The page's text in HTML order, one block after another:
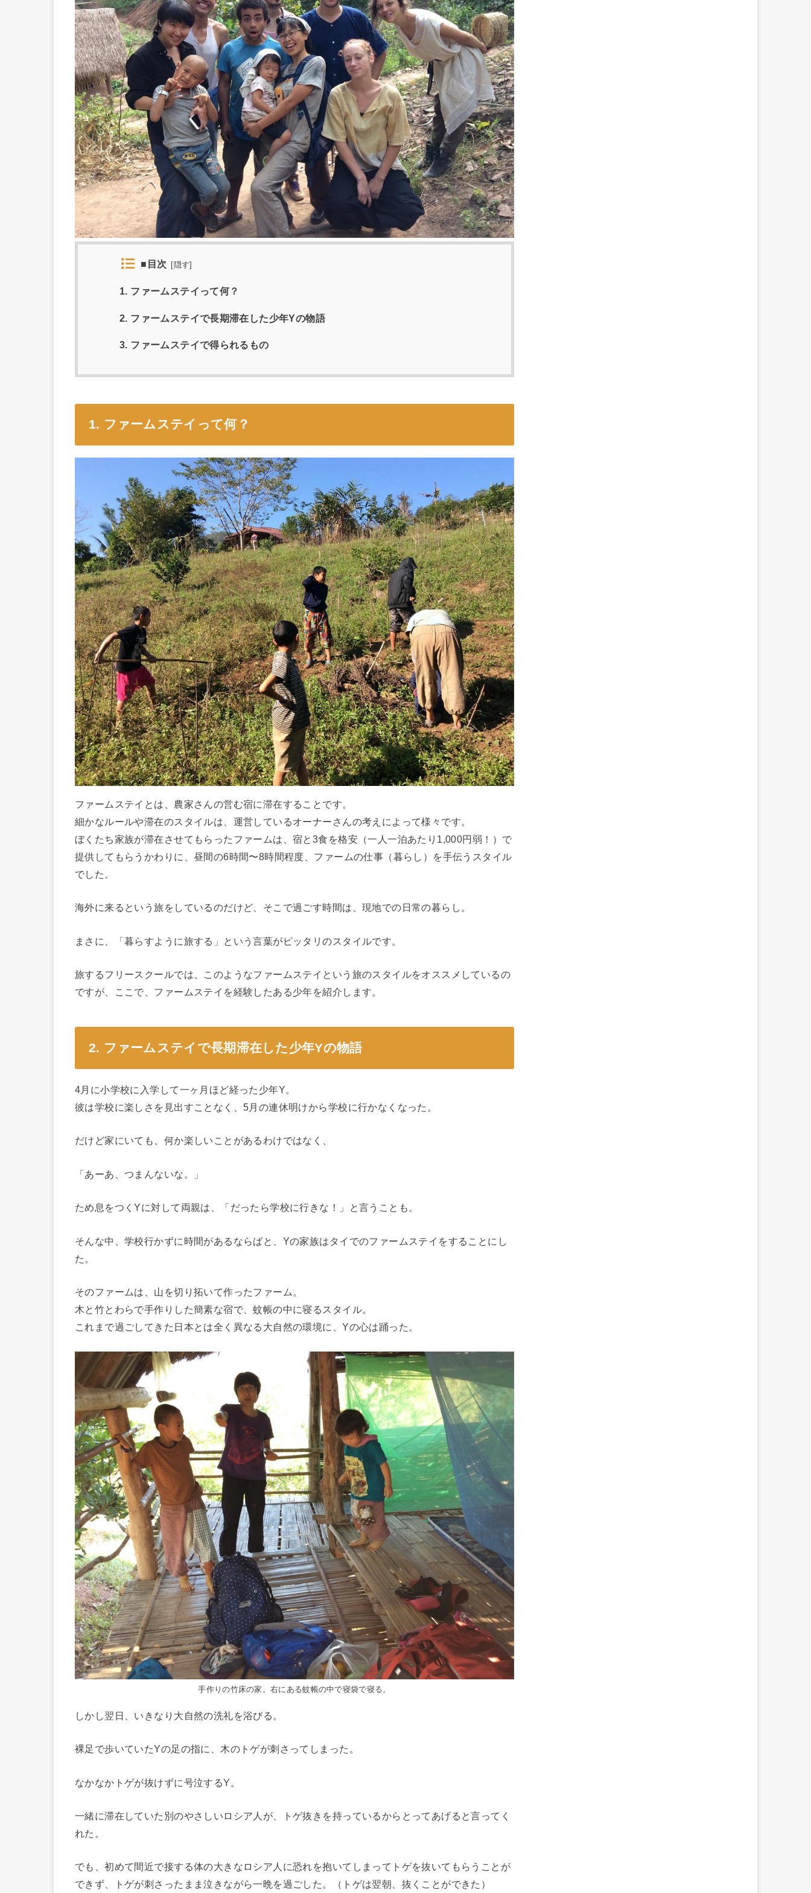
■目次 隠す
1. ファームステイって何？
2. ファームステイで長期滞在した少年Yの物語
3. ファームステイで得られるもの
1. ファームステイって何？
ファームステイとは、農家さんの営む宿に滞在することです。
細かなルールや滞在のスタイルは、運営しているオーナーさんの考えによって様々です。
ぼくたち家族が滞在させてもらったファームは、宿と3食を格安（一人一泊あたり1,000円弱！）で
提供してもらうかわりに、昼間の6時間〜8時間程度、ファームの仕事（暮らし）を手伝うスタイル
でした。
海外に来るという旅をしているのだけど、そこで過ごす時間は、現地での日常の暮らし。
まさに、「暮らすように旅する」という言葉がピッタリのスタイルです。
旅するフリースクールでは、このようなファームステイという旅のスタイルをオススメしているの
ですが、ここで、ファームステイを経験したある少年を紹介します。
2. ファームステイで長期滞在した少年Yの物語
4月に小学校に入学して一ヶ月ほど経った少年Y。
彼は学校に楽しさを見出すことなく、5月の連休明けから学校に行かなくなった。
だけど家にいても、何か楽しいことがあるわけではなく、
「あーあ、つまんないな。」
ため息をつくYに対して両親は、「だったら学校に行きな！」と言うことも。
そんな中、学校行かずに時間があるならばと、Yの家族はタイでのファームステイをすることにし
た。
そのファームは、山を切り拓いて作ったファーム。
木と竹とわらで手作りした簡素な宿で、蚊帳の中に寝るスタイル。
これまで過ごしてきた日本とは全く異なる大自然の環境に、Yの心は踊った。
手作りの竹床の家。右にある蚊帳の中で寝袋で寝る。
しかし翌日、いきなり大自然の洗礼を浴びる。
裸足で歩いていたYの足の指に、木のトゲが刺さってしまった。
なかなかトゲが抜けずに号泣するY。
一緒に滞在していた別のやさしいロシア人が、トゲ抜きを持っているからとってあげると言ってく
れた。
でも、初めて間近で接する体の大きなロシア人に恐れを抱いてしまってトゲを抜いてもらうことが
できず、トゲが刺さったまま泣きながら一晩を過ごした。（トゲは翌朝、抜くことができた）